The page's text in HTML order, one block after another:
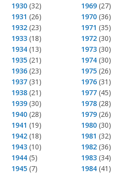
1930 (32)
1931 (26)
1932 (23)
1933 (18)
1934 (13)
1935 (21)
1936 (23)
1937 (31)
1938 (21)
1939 (30)
1940 (28)
1941 (19)
1942 (18)
1943 (10)
1944 (5)
1945 (7)
1969(27)
1970(36)
1971 (35)
1972(30)
1973(30)
1974(30)
1975(26)
1976(31)
1977(45)
1978(28)
1979(26)
1980(30)
1981 (32)
1982(36)
1983(34)
1984(41)